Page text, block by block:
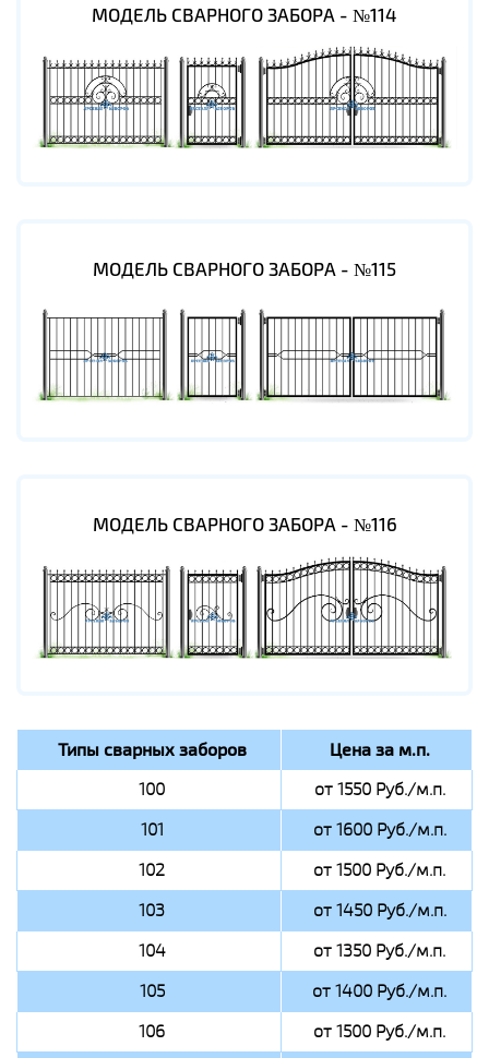
МОДЕЛЬ СВАРНОГО ЗАБОРА - №114
МОДЕЛЬ СВАРНОГО ЗАБОРА - №115
МОДЕЛЬ СВАРНОГО ЗАБОРА - №116
Типы сварных заборов Цена за м.п.
100
от 1550 Руб./м.п.
101
от 1600 Руб./м.п.
102
от 1500 Руб./м.п.
103
от 1450 Руб./м.п.
104
от 1350 Руб./м.п.
105
от 1400 Руб./м.п.
106
от 1500 Руб./м.п.